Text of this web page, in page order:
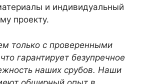
и индивидуальный
проекту.
только с проверенными
гарантирует безупречное
наших срубов. Наши